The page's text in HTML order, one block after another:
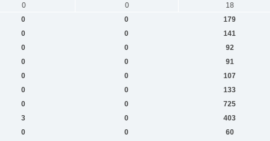
0 0 18
0 0 179
0 0 141
0 0 92
0 0 91
0 0 107
0 0 133
0 0 725
3 0 403
0 0 60